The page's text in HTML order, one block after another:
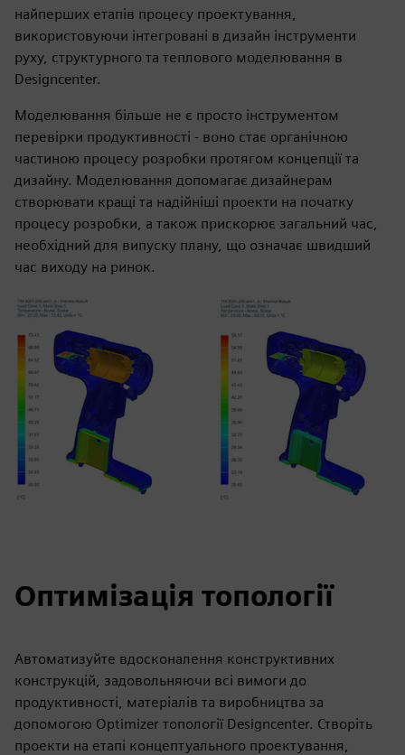
найперших етапів процесу проектування,
використовуючи інтегровані в дизайн інструменти
руху, структурного та теплового моделювання в
Designcenter.
Моделювання більше не є просто інструментом
перевірки продуктивності - воно стає органічною
частиною процесу розробки протягом концепції та
дизайну. Моделювання допомагає дизайнерам
створювати кращі та надійніші проекти на початку
процесу розробки, а також прискорює загальний час,
необхідний для випуску плану, що означає швидший
час виходу на ринок.
Оптимізація топології
Автоматизуйте вдосконалення конструктивних
конструкцій, задовольняючи всі вимоги до
продуктивності, матеріалів та виробництва за
допомогою Optimizer топології Designcenter. Створіть
проекти на етапі концептуального проектування,